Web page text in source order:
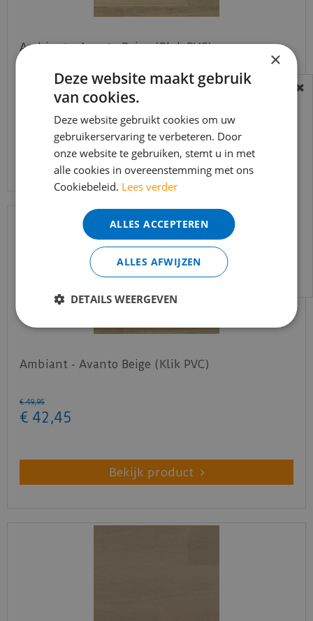
Ambiant - Avanto Beige (Plak PVC)
,25
Bekijk product
Ambiant - Avanto Beige (Klik PVC)
€ 49,95
€ 42 ,45
Bekijk product
BEREIKBAARHEID
In verband met de vakantie periode zijn wij
t/m 14 augustus telefonisch helaas niet
bereikbaar.
Bestelling worden uiteraard verwerkt
echter iets minder snel dan wat je van ons
gewend bent.
Voor vragen kan je ons bereiken via
info@merkvloerenwinkel.nl
×
Deze website maakt gebruik
van cookies.
Deze website gebruikt cookies om uw
gebruikerservaring te verbeteren. Door
onze website te gebruiken, stemt u in met
alle cookies in overeenstemming met ons
Cookiebeleid. Lees verder
ALLES ACCEPTEREN
ALLES AFWIJZEN
DETAILS WEERGEVEN